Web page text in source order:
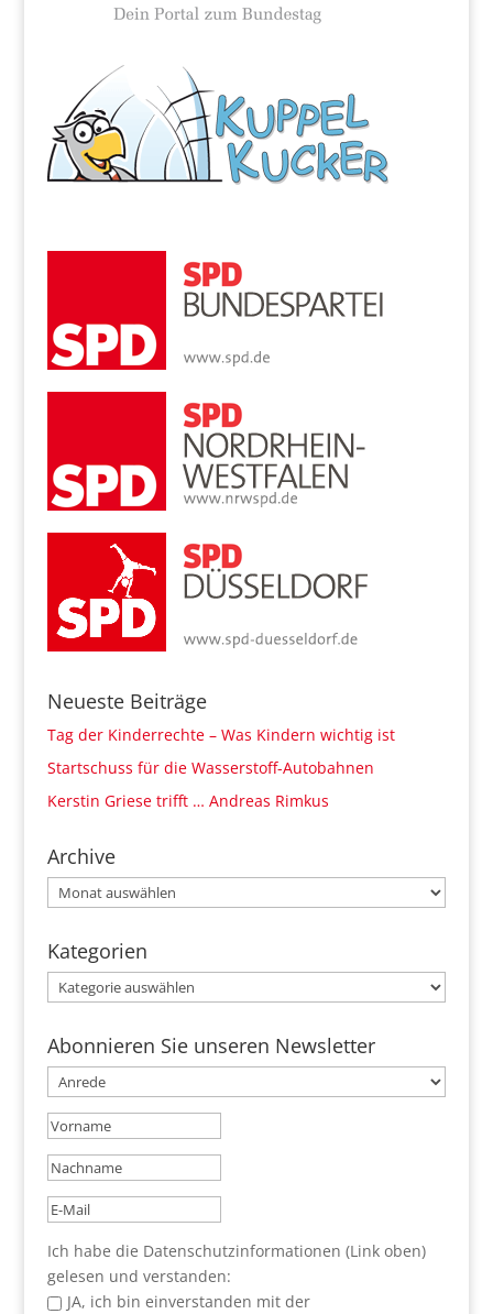
Neueste Beiträge
Tag der Kinderrechte – Was Kindern wichtig ist
Startschuss für die Wasserstoff-Autobahnen
Kerstin Griese trifft … Andreas Rimkus
Archive
Archive
Kategorien
Kategorien
Abonnieren Sie unseren Newsletter
Ich habe die Datenschutzinformationen (Link oben)
gelesen und verstanden:
JA, ich bin einverstanden mit der